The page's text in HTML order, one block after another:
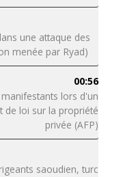
une attaque des
menée par Ryad)
00:56
lors d'un
de loi sur la propriété
privée (AFP)
saoudien, turc